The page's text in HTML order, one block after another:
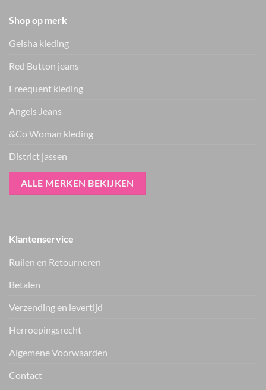
Shop op merk
Geisha kleding
Red Button jeans
Freequent kleding
Angels Jeans
&Co Woman kleding
District jassen
ALLE MERKEN BEKIJKEN
Klantenservice
Ruilen en Retourneren
Betalen
Verzending en levertijd
Herroepingsrecht
Algemene Voorwaarden
Contact
Nieuwe items als eerste zien — geen spam, gewoon af en toe een